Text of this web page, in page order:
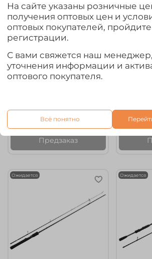
арт.MSWX21M
Спиннинг Maximus
3 795₽
Предзаказ
арт.
3 275₽
Ожидается Ожидается
На сайте указаны розничные
получения оптовых цен и
оптовых покупателей,
регистрации.
С вами свяжется наш
уточнения информации и
оптового покупателя.
Всё понятно